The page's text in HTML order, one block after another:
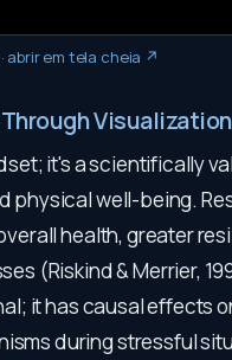
abrir em tela cheia ↗
it's a scientifically
physical well-being.
health, greater
(Riskind & Merrier,
it has causal effects
during stressful